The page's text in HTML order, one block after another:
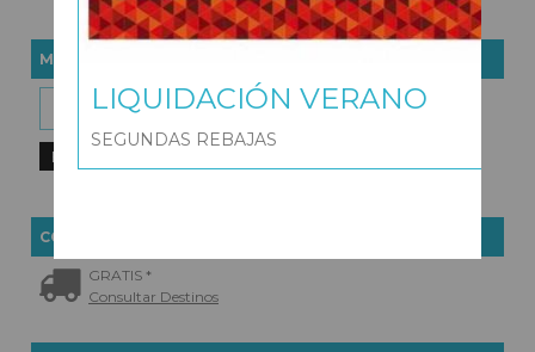
MARCAS
COSTES DE ENVÍO
GRATIS *
Consultar Destinos
LIQUIDACIÓN VERANO
SEGUNDAS REBAJAS